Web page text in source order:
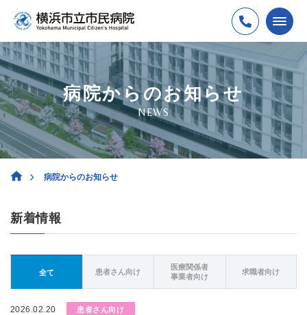
病院からのお知らせ
NEWS
病院からのお知らせ
新着情報
全て 患者さん向け
医療関係者
事業者向け
求職者向け
2026.02.20 患者さん向け